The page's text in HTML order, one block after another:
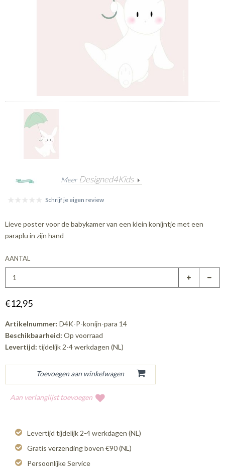
Meer Designed4Kids
Schrijf je eigen review
Lieve poster voor de babykamer van een klein konijntje met een
paraplu in zijn hand
AANTAL
€12,95
Artikelnummer: D4K-P-konijn-para 14
Beschikbaarheid: Op voorraad
Levertijd: tijdelijk 2-4 werkdagen (NL)
Aan verlanglijst toevoegen
Levertijd tijdelijk 2-4 werkdagen (NL)
Gratis verzending boven €90 (NL)
Persoonlijke Service